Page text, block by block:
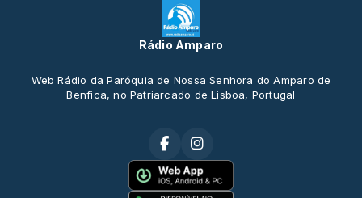
Rádio Amparo
Web Rádio da Paróquia de Nossa Senhora do Amparo de
Benfica, no Patriarcado de Lisboa, Portugal